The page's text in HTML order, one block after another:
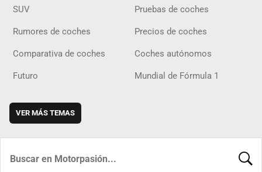
SUV Pruebas de coches
Rumores de coches Precios de coches
Comparativa de coches Coches autónomos
Futuro Mundial de Fórmula 1
VER MÁS TEMAS